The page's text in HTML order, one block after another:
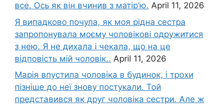
все. Ось як він вчинив з матір’ю. April 11, 2026
Я випадково почула, як моя рідна сестра
запропонувала моєму чоловікові одружитися
з нею. Я не дихала і чекала, що на це
відповість мій чоловік.. April 11, 2026
Марія впустила чоловіка в будинок, і трохи
пізніше до неї знову постукали. Той
представився як друг чоловіка сестри. Але ж